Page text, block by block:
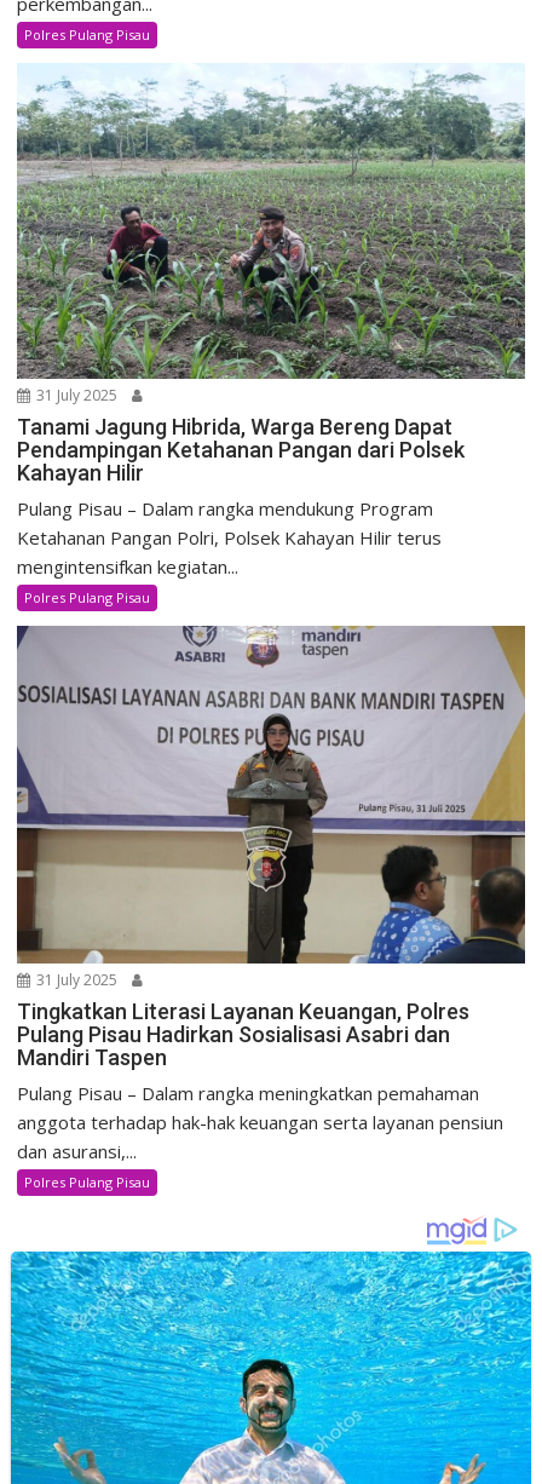
Polres Pulang Pisau
31 July 2025
Tanami Jagung Hibrida, Warga Bereng Dapat
Pendampingan Ketahanan Pangan dari Polsek
Kahayan Hilir
Pulang Pisau – Dalam rangka mendukung Program
Ketahanan Pangan Polri, Polsek Kahayan Hilir terus
mengintensifkan kegiatan...
Polres Pulang Pisau
31 July 2025
Tingkatkan Literasi Layanan Keuangan, Polres
Pulang Pisau Hadirkan Sosialisasi Asabri dan
Mandiri Taspen
Pulang Pisau – Dalam rangka meningkatkan pemahaman
anggota terhadap hak-hak keuangan serta layanan pensiun
dan asuransi,...
Polres Pulang Pisau